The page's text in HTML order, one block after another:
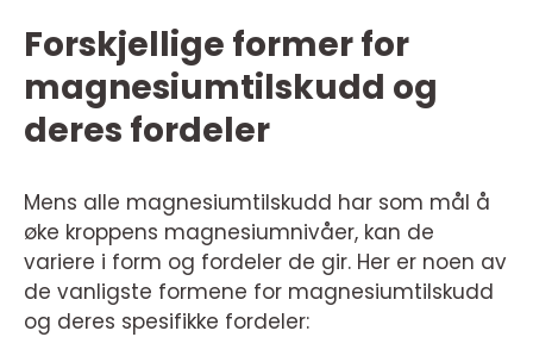
Forskjellige former for
magnesiumtilskudd og
deres fordeler
Mens alle magnesiumtilskudd har som mål å
øke kroppens magnesiumnivåer, kan de
variere i form og fordeler de gir. Her er noen av
de vanligste formene for magnesiumtilskudd
og deres spesifikke fordeler: